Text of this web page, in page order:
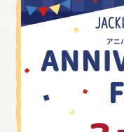
絵本・
ショッ